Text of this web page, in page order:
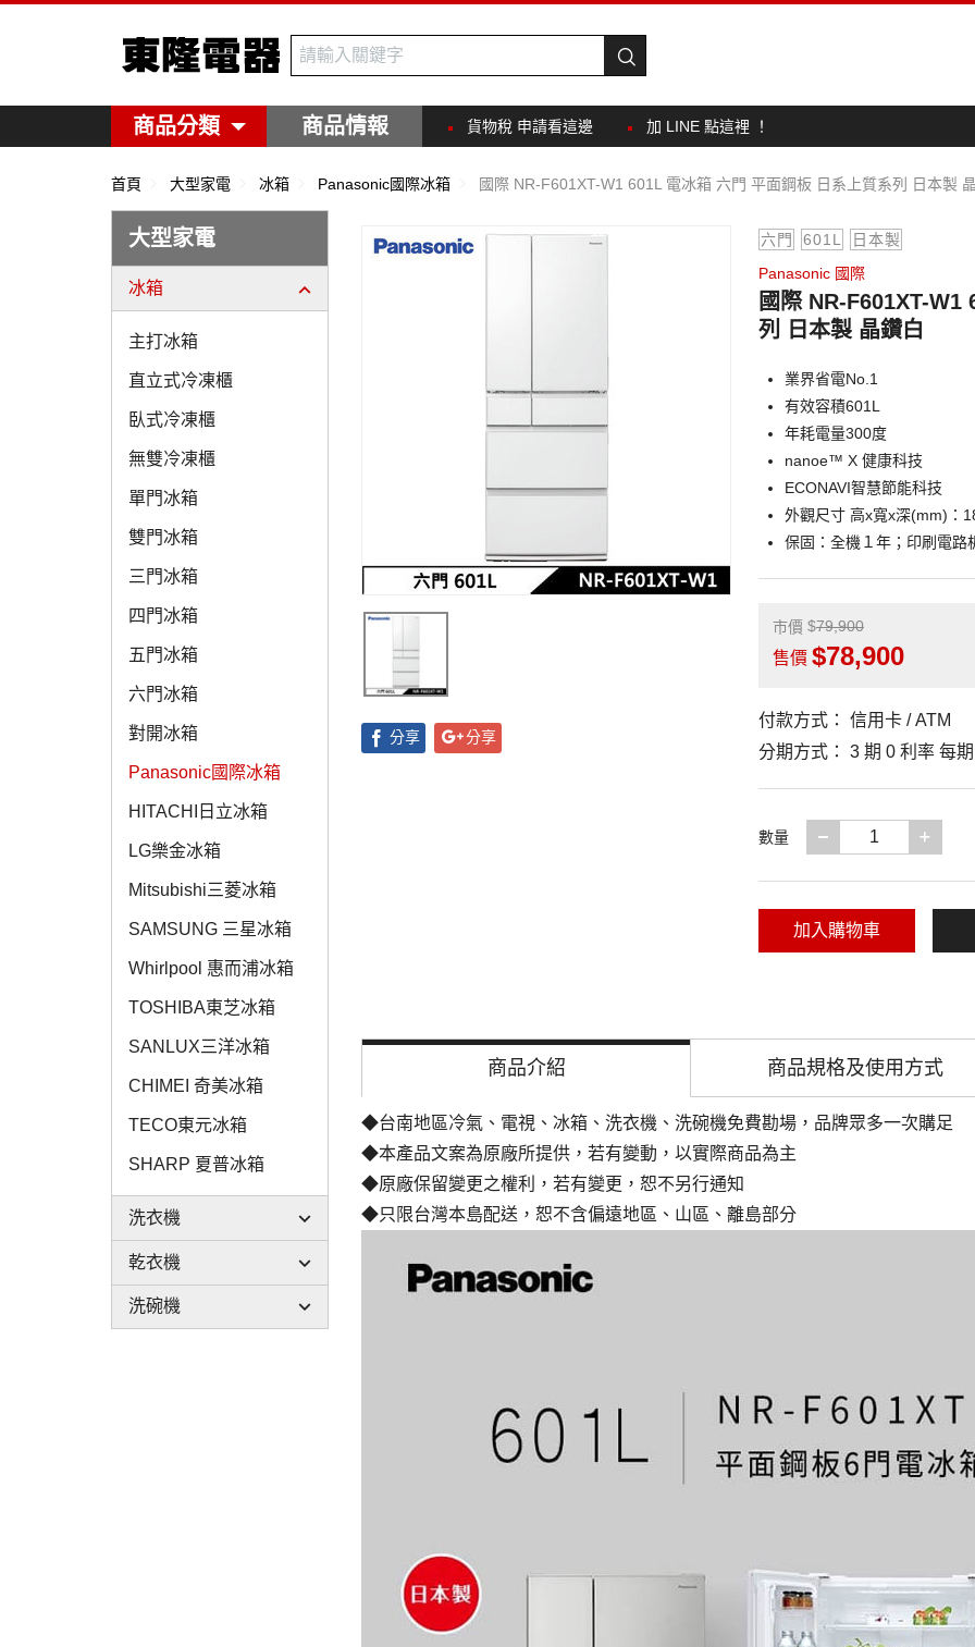
東隆電器
商品分類 商品情報 貨物稅 申請看這邊 加 LINE 點這裡 ！
首頁 大型家電 冰箱 Panasonic國際冰箱 國際 NR-F601XT-W1 601L 電冰箱 六門 平面鋼板 日系上質系列 日本製
大型家電
冰箱
主打冰箱
直立式冷凍櫃
臥式冷凍櫃
無雙冷凍櫃
單門冰箱
雙門冰箱
三門冰箱
四門冰箱
五門冰箱
六門冰箱
對開冰箱
Panasonic國際冰箱
HITACHI日立冰箱
LG樂金冰箱
Mitsubishi三菱冰箱
SAMSUNG 三星冰箱
Whirlpool 惠而浦冰箱
TOSHIBA東芝冰箱
SANLUX三洋冰箱
CHIMEI 奇美冰箱
TECO東元冰箱
SHARP 夏普冰箱
洗衣機
乾衣機
洗碗機
分享 分享
六門 601L
日本製
Panasonic 國際
國際 NR-F601XT-
列 日本製 晶鑽白
業界省電No.1
有效容積601L
年耗電量300度
nanoe™ X 健康科技
ECONAVI智慧節能科技
外觀尺寸 高x寬x深(mm)：
保固：全機１年；印刷電路
市價 79,900
售價 78,900
付款方式：
信用卡 / ATM
分期方式：
3 期 0 利率 每
數量 減少一項
加入購物車
商品介紹 商品規格及使用方式
◆台南地區冷氣、電視、冰箱、洗衣機、洗碗機免費勘場，品牌眾多一次購足
◆本產品文案為原廠所提供，若有變動，以實際商品為主
◆原廠保留變更之權利，若有變更，恕不另行通知
◆只限台灣本島配送，恕不含偏遠地區、山區、離島部分